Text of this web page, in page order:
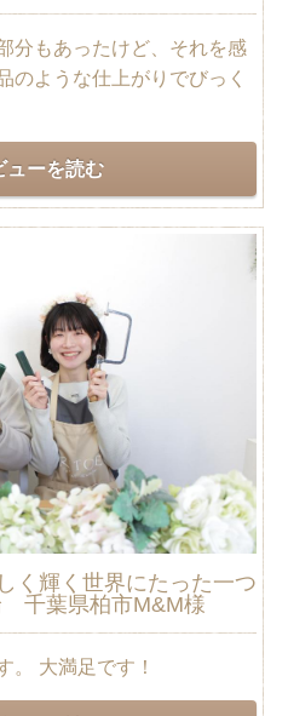
分もあったけど、それを感
のような仕上がりでびっく
ューを読む
く輝く世界にたった一つ
千葉県柏市M&M様
。 大満足です！